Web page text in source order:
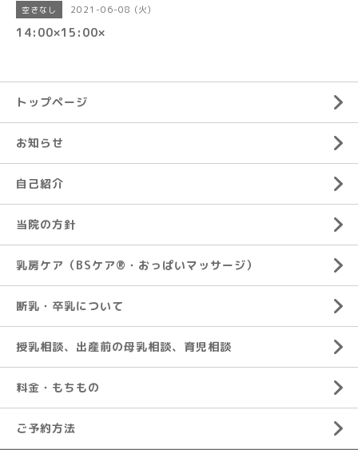
空きなし 2021-06-08 (火)
14:00×15:00×
トップページ
お知らせ
自己紹介
当院の方針
乳房ケア（BSケア®︎・おっぱいマッサージ）
断乳・卒乳について
授乳相談、出産前の母乳相談、育児相談
料金・もちもの
ご予約方法